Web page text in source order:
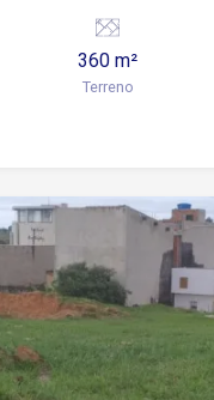
Esmeralda. Possui leve
de construção
de fácil acesso, com
360 m²
Terreno